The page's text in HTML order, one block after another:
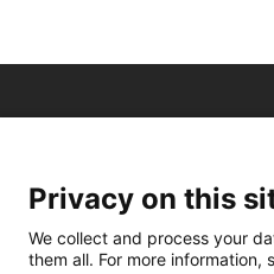
Privacy on this
We collect and process your
them all. For more information,